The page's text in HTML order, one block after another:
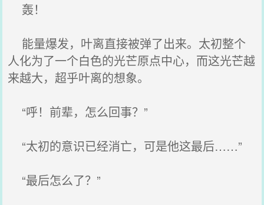
轰！
能量爆发，叶离直接被弹了出来。太初整个
人化为了一个白色的光芒原点中心，而这光芒越
来越大，超乎叶离的想象。
“呼！前辈，怎么回事？”
“太初的意识已经消亡，可是他这最后……”
“最后怎么了？”